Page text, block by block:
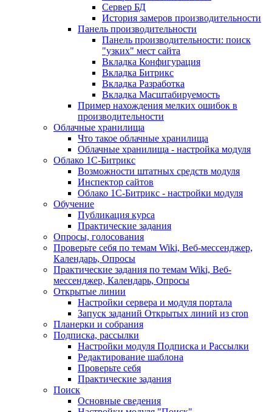
Сервер БД
История замеров производительности
Панель производительности
Панель производительности: поиск
"узких" мест сайта
Вкладка Конфигурация
Вкладка Битрикс
Вкладка Разработка
Вкладка Масштабируемость
Пример нахождения мелких ошибок в
производительности
Облачные хранилища
Что такое облачные хранилища
Облачные хранилища - настройка модуля
Облако 1С-Битрикс
Возможности штатных средств модуля
Инспектор сайтов
Облако 1С-Битрикс - настройки модуля
Обучение
Публикация курса
Практические задания
Опросы, голосования
Проверьте себя по темам Wiki, Веб-мессенджер,
Календарь, Опросы
Практические задания по темам Wiki, Веб-
мессенджер, Календарь, Опросы
Открытые линии
Настройки сервера и модуля портала
Запуск заданий Открытых линий из cron
Планерки и собрания
Подписка, рассылки
Настройки модуля Подписка и Рассылки
Редактирование шаблона
Проверьте себя
Практические задания
Поиск
Основные сведения